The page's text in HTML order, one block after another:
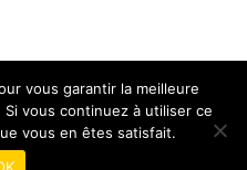
vous garantir la meilleure
vous continuez à utiliser ce
vous en êtes satisfait.